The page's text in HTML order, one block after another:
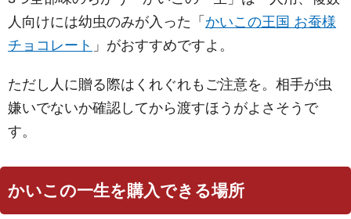
人向けには幼虫のみが入った「 かいこの王国 お蚕様
チョコレート 」がおすすめですよ。
ただし人に贈る際はくれぐれもご注意を。相手が虫
嫌いでないか確認してから渡すほうがよさそうで
す。
かいこの一生を購入できる場所